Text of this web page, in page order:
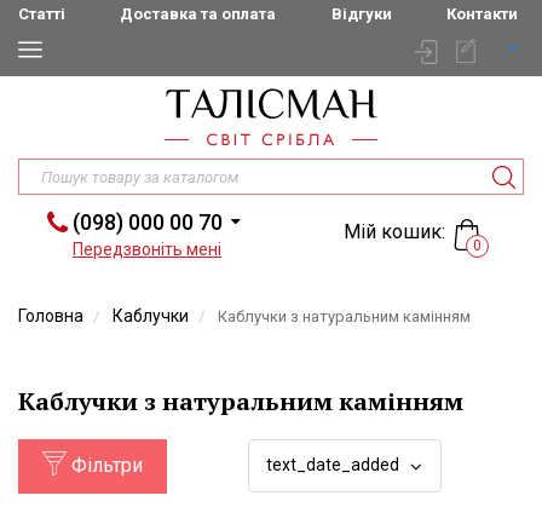
Статті Доставка та оплата Відгуки Контакти
(098) 000 00 70
Передзвоніть мені
Мій кошик:
0
Головна Каблучки Каблучки з натуральним камінням
Каблучки з натуральним камінням
Фільтри text_date_added